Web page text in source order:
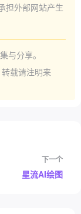
担外部网站产生
与分享。
转载请注明来
下一个
星流AI绘图